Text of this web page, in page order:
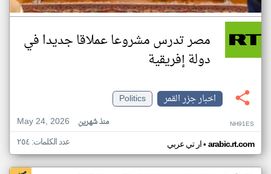
مصر تدرس مشروعا عملاقا جديدا في
دولة إفريقية
اخبار جزر القمر
Politics
May 24, 2026
منذ شهرين NH91ES
ار تي عربي• arabic.rt.com عدد الكلمات: ٢٥٤